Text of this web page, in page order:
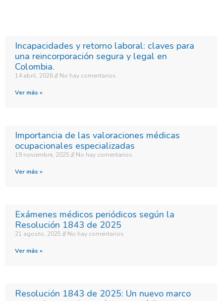
Incapacidades y retorno laboral: claves para
una reincorporación segura y legal en
Colombia.​
14 abril, 2026 No hay comentarios
Ver más »
Importancia de las valoraciones médicas
ocupacionales especializadas
19 noviembre, 2025 No hay comentarios
Ver más »
Exámenes médicos periódicos según la
Resolución 1843 de 2025
21 agosto, 2025 No hay comentarios
Ver más »
Resolución 1843 de 2025: Un nuevo marco